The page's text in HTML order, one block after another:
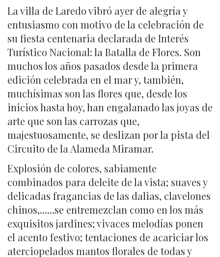
La villa de Laredo vibró ayer de alegría y
entusiasmo con motivo de la celebración de
su fiesta centenaria declarada de Interés
Turístico Nacional: la Batalla de Flores. Son
muchos los años pasados desde la primera
edición celebrada en el mar y, también,
muchísimas son las flores que, desde los
inicios hasta hoy, han engalanado las joyas de
arte que son las carrozas que,
majestuosamente, se deslizan por la pista del
Circuito de la Alameda Miramar.
Explosión de colores, sabiamente
combinados para deleite de la vista; suaves y
delicadas fragancias de las dalias, clavelones
chinos,……se entremezclan como en los más
exquisitos jardines; vivaces melodías ponen
el acento festivo; tentaciones de acariciar los
aterciopelados mantos florales de todas y